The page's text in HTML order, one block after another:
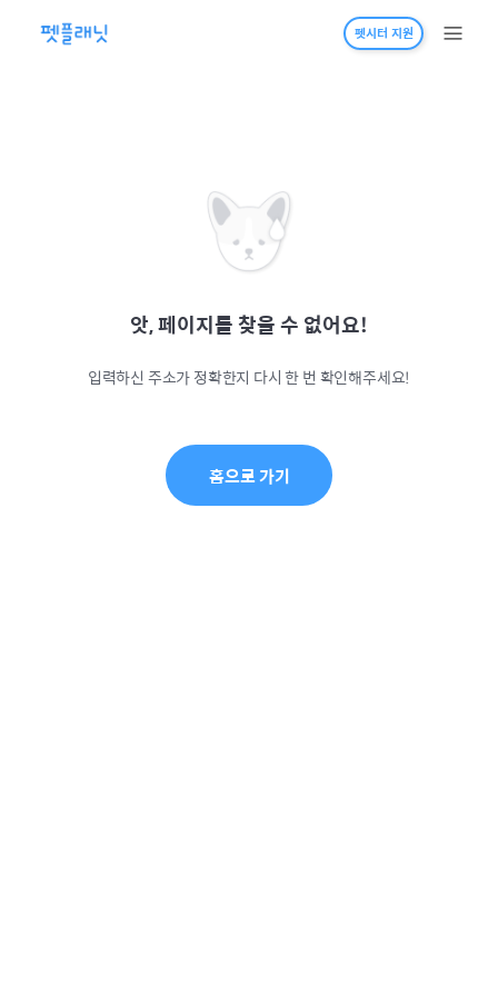
펫시터 지원
앗, 페이지를 찾을 수 없어요!
입력하신 주소가 정확한지 다시 한 번 확인해주세요!
홈으로 가기